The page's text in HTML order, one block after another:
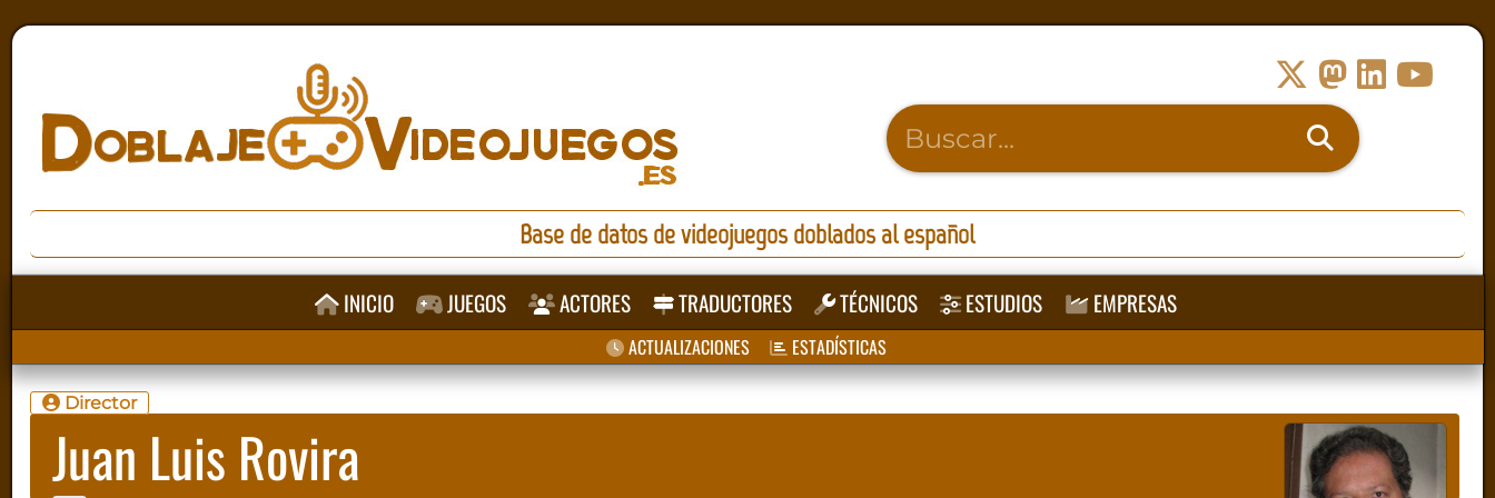
Base de datos de videojuegos doblados al español
INICIO JUEGOS ACTORES TRADUCTORES TÉCNICOS ESTUDIOS EMPRESAS
ACTUALIZACIONES ESTADÍSTICAS
Director
Juan Luis Rovira